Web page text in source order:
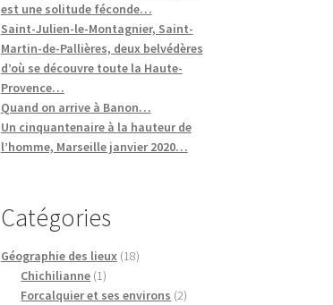
est une solitude féconde…
Saint-Julien-le-Montagnier, Saint-
Martin-de-Pallières, deux belvédères
d’où se découvre toute la Haute-
Provence…
Quand on arrive à Banon…
Un cinquantenaire à la hauteur de
l’homme, Marseille janvier 2020…
Catégories
Géographie des lieux(18)
Chichilianne (1)
Forcalquier et ses environs (2)